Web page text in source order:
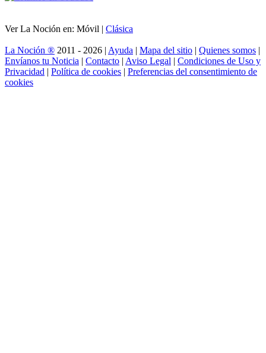
Ver La Noción en: Móvil | Clásica
La Noción ® 2011 - 2026 | Ayuda | Mapa del sitio | Quienes somos |
Envíanos tu Noticia | Contacto | Aviso Legal | Condiciones de Uso y
Privacidad | Política de cookies | Preferencias del consentimiento de
cookies